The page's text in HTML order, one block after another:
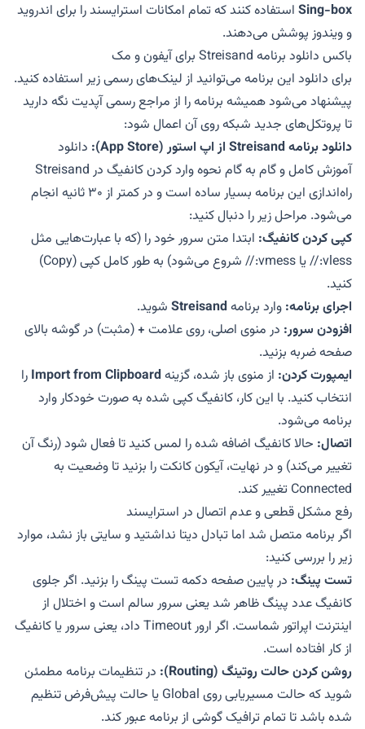
Sing-box استفاده کنند که تمام امکانات استرایسند را برای اندروید
و ویندوز پوشش می‌دهند.
باکس دانلود برنامه Streisand برای آیفون و مک
برای دانلود این برنامه می‌توانید از لینک‌های رسمی زیر استفاده کنید.
پیشنهاد می‌شود همیشه برنامه را از مراجع رسمی آپدیت نگه دارید
تا پروتکل‌های جدید شبکه روی آن اعمال شود:
دانلود برنامه Streisand از اپ استور (App Store):
دانلود
آموزش کامل و گام به گام نحوه وارد کردن کانفیگ در Streisand
راه‌اندازی این برنامه بسیار ساده است و در کمتر از ۳۰ ثانیه انجام
می‌شود. مراحل زیر را دنبال کنید:
کپی کردن کانفیگ: ابتدا متن سرور خود را (که با عبارت‌هایی مثل
vless:// یا vmess:// شروع می‌شود) به طور کامل کپی (Copy)
کنید.
اجرای برنامه: وارد برنامهStreisand شوید.
افزودن سرور: در منوی اصلی، روی علامت + (مثبت) در گوشه بالای
صفحه ضربه بزنید.
ایمپورت کردن: از منوی باز شده، گزینهImport from Clipboard را
انتخاب کنید. با این کار، کانفیگ کپی شده به صورت خودکار وارد
برنامه می‌شود.
اتصال: حالا کانفیگ اضافه شده را لمس کنید تا فعال شود (رنگ آن
تغییر می‌کند) و در نهایت، آیکون کانکت را بزنید تا وضعیت به
Connected تغییر کند.
رفع مشکل قطعی و عدم اتصال در استرایسند
اگر برنامه متصل شد اما تبادل دیتا نداشتید و سایتی باز نشد، موارد
زیر را بررسی کنید:
تست پینگ: در پایین صفحه دکمه تست پینگ را بزنید. اگر جلوی
کانفیگ عدد پینگ ظاهر شد یعنی سرور سالم است و اختلال از
اینترنت اپراتور شماست. اگر ارور Timeout داد، یعنی سرور یا کانفیگ
از کار افتاده است.
روشن کردن حالت روتینگ (Routing):
در تنظیمات برنامه مطمئن
شوید که حالت مسیریابی روی Global یا حالت پیش‌فرض تنظیم
شده باشد تا تمام ترافیک گوشی از برنامه عبور کند.